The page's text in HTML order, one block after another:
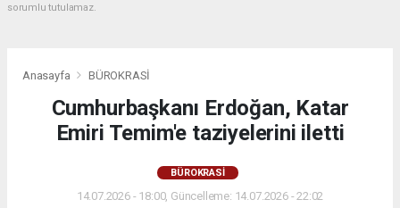
sorumlu tutulamaz.
Anasayfa BÜROKRASİ
Cumhurbaşkanı Erdoğan, Katar
Emiri Temim'e taziyelerini iletti
BÜROKRASİ
14.07.2026 - 18:00, Güncelleme: 14.07.2026 - 22:02